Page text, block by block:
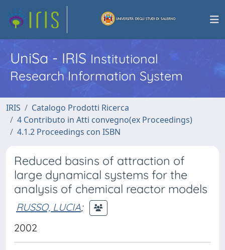
UniSa - IRISInstitutional
Research Information System
IRIS
Catalogo Prodotti Ricerca
4 Contributo in Atti convegno(ex Proceedings)
4.1.2 Proceedings con ISBN
Reduced basins of attraction of
large dynamical systems for the
analysis of chemical reactor models
RUSSO, LUCIA;
2002